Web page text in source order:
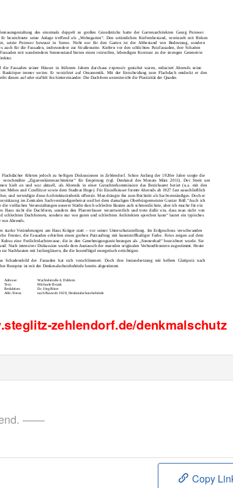
des einstmals doppelt so großen Grundstücks hatte der Gartenarchitekten Georg Pniower
Er bezeichnete seine Anlage treffend als „Wohngarten“. Den urtümlichen Kiefernbestand, vereinzelt mit Birken
setzte Pniower bewusst in Szene. Nicht nur für den Garten ist der Altbestand von Bedeutung, sondern
auch für die Fassaden, insbesondere zur Straßenseite. Kiefern vor den schlichten Putzfassaden, ihre Schatten
mit wanderndem Sonnenstand bieten einen reizvollen, lebendigen Kontrast zu der strengen Geometrie
die Fassaden seiner Häuser in früheren Jahren durchaus expressiv gestaltet waren, reduziert Ahrends seine
Baukörper immer weiter. Er verzichtet auf Ornamentik. Mit der Entscheidung zum Flachdach entdeckt er den
diesen auf oder staffelt ihn hintereinander. Die Dachform unterstreicht die Plastizität der Quader.
Flachdächer führten jedoch zu heftigen Diskussionen in Zehlendorf. Schon Anfang der 1920er Jahre sorgte die
verschmähte „Zigarrenkistenarchitektur“ für Empörung (vgl. Denkmal des Monats März 2011). Der Streit um
hielt an und war aktuell, als Ahrends in einer Gutachterkommission das Bezirksamt beriet (u.a. mit den
Mebes und Crzellitzer sowie dem Stadtrat Hoge). Für Einzelhäuser formte Ahrends ab 1927 fast ausschließlich
und verteidigte diese Architekturästhetik offensiv. Man drängte ihn zum Rücktritt als Sachverständiger. Doch er
im Zentralen Sachverständigenbeirat und bei dem damaligen Oberbürgermeister Gustav Böß.“Auch ich
die vielfachen Verunstaltungen unserer Städte durch schlechte Bauten aufs schmerzlichste, aber ich mache für ein
Haus nicht die Dachform, sondern den Planverfasser verantwortlich und trete dafür ein, dass man nicht von
schlechten Dachformen, sondern nur von guten und schlechten Architekten sprechen kann“ lautet ein typisches
von Ahrends.
starke Veränderungen am Haus Krüger statt – vor seiner Unterschutzstellung. Im Erdgeschoss verschwanden
Fenster, die Fassaden erhielten einen groben Putzauftrag mit kunststoffhaltiger Farbe. Fotos zeigen auf dem
Kubus eine Freilichtdachterrasse, die in den Genehmigungszeichnungen als „Sonnenbad“ bezeichnet wurde. Sie
Nach intensiver Diskussion wurde dem Austausch der maroden originalen Verbundfenstern zugestimmt. Heute
sie Nachbauten mit Isoliergläsern, die die Innenflügel energetisch ertüchtigen.
Schadensbild der Fassaden hat sich verschlimmert. Doch ihre Instandsetzung mit hellem Glattputz nach
Rezeptur ist mit der Denkmalschutzbehörde bereits abgestimmt.
Adresse:
Text:
Redaktion:
Abb./Fotos:
Wachtelstraße 4, Dahlem
Michaele Brunk
Dr. Jörg Rüter
nach Bauwelt 1928, Denkmalschutzbehörde
zehlendorf.de/denkmalschutz
——
Copy